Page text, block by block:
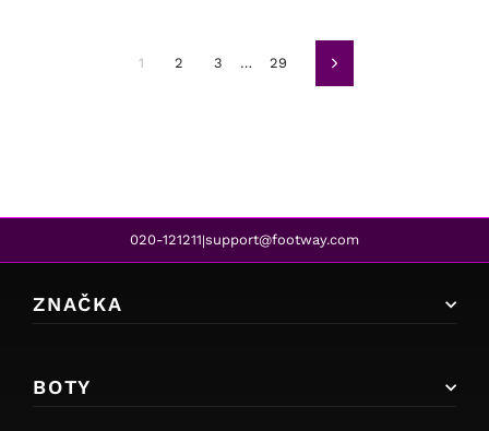
1 2 3 … 29 Další
020-121211|support@footway.com
ZNAČKA
BOTY